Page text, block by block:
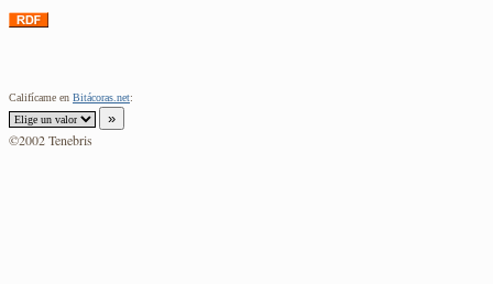
Califícame en Bitácoras.net:
©2002 Tenebris